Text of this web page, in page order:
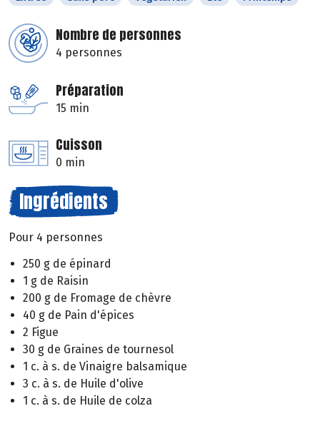
Nombre de personnes
4 personnes
Préparation
15 min
Cuisson
0 min
Ingrédients
Pour 4 personnes
250 g de épinard
1 g de Raisin
200 g de Fromage de chèvre
40 g de Pain d'épices
2 Figue
30 g de Graines de tournesol
1 c. à s. de Vinaigre balsamique
3 c. à s. de Huile d'olive
1 c. à s. de Huile de colza